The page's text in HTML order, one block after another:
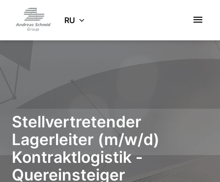
springenStartseite RU
Stellvertretender
Lagerleiter (m/w/d)
Kontraktlogistik -
Quereinsteiger